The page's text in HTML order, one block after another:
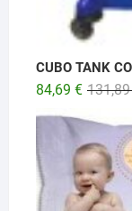
CUBO TANK
84,69 €